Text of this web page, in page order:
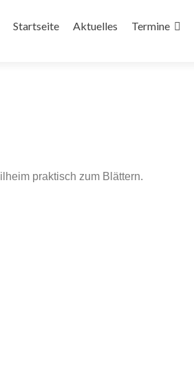
Startseite Aktuelles Termine
praktisch zum Blättern.